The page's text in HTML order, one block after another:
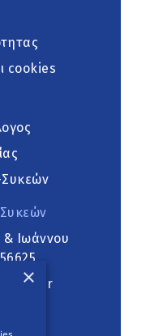
cookies
Ιωάννου
×